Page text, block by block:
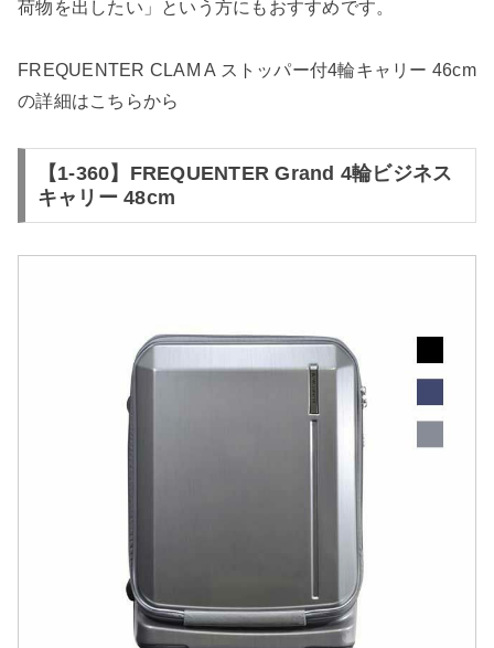
荷物を出したい」という方にもおすすめです。
FREQUENTER CLAM A ストッパー付4輪キャリー 46cm
の詳細はこちらから
【1-360】FREQUENTER Grand 4輪ビジネス
キャリー 48cm